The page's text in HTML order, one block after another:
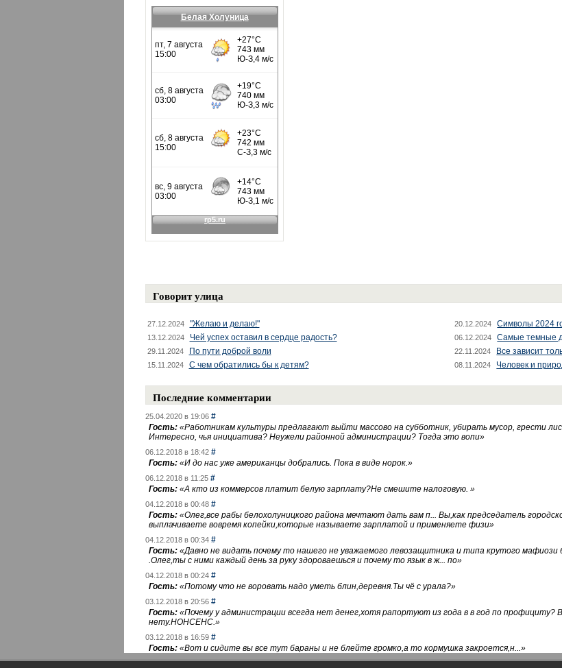
Белая Холуница
Говорит улица
27.12.2024 "Желаю и делаю!" 20.12.2024 Символы 2024
13.12.2024 Чей успех оставил в сердце радость? 06.12.2024 Самые темные
29.11.2024 По пути доброй воли 22.11.2024 Все зависит
15.11.2024 С чем обратились бы к детям? 08.11.2024 Человек и
Последние комментарии
25.04.2020 в 19:06 #
Гость: «Работникам культуры предлагают выйти массово на субботник, убирать мусор, грести
Интересно, чья инициатива? Неужели районной администрации? Тогда это вопи»
06.12.2018 в 18:42 #
Гость: «И до нас уже американцы добрались. Пока в виде норок.»
06.12.2018 в 11:25 #
Гость: «А кто из коммерсов платит белую зарплату?Не смешите налоговую. »
04.12.2018 в 00:48 #
Гость: «Олег,все рабы белохолуницкого района мечтают дать вам п... Вы,как председатель
выплачиваете вовремя копейки,которые называете зарплатой и применяете физи»
04.12.2018 в 00:34 #
Гость: «Давно не видать почему то нашего не уважаемого левозащитника и типа крутого
.Олег,ты с ними каждый день за руку здороваешься и почему то язык в ж... по»
04.12.2018 в 00:24 #
Гость: «Потому что не воровать надо уметь блин,деревня.Ты чё с урала?»
03.12.2018 в 20:56 #
Гость: «Почему у администрации всегда нет денег,хотя рапортуют из года в в год по профициту?
нету.НОНСЕНС.»
03.12.2018 в 16:59 #
Гость: «Вот и сидите вы все тут бараны и не блейте громко,а то кормушка закроется,н...»